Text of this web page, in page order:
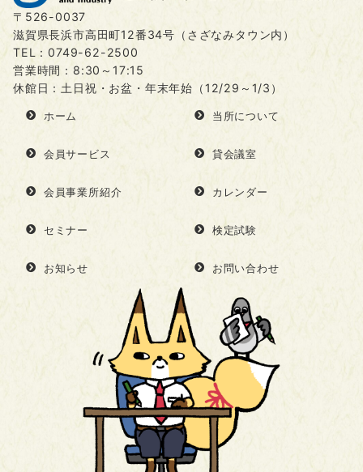
〒526-0037
滋賀県長浜市高田町12番34号（さざなみタウン内）
TEL： 0749-62-2500
営業時間：8:30～17:15
休館日：土日祝・お盆・年末年始（12/29～1/3）
ホーム 当所について
会員サービス 貸会議室
会員事業所紹介 カレンダー
セミナー 検定試験
お知らせ お問い合わせ